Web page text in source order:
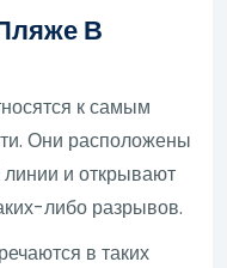
В
к самым
Они расположены
и открывают
либо разрывов.
в таких